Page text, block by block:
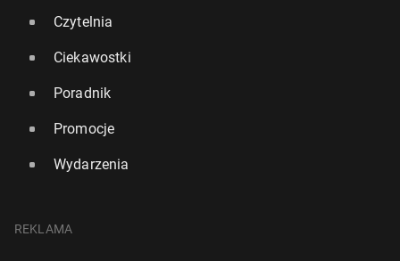
Czytelnia
Ciekawostki
Poradnik
Promocje
Wydarzenia
REKLAMA